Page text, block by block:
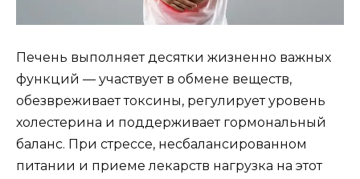
Печень выполняет десятки жизненно важных
функций — участвует в обмене веществ,
обезвреживает токсины, регулирует уровень
холестерина и поддерживает гормональный
баланс. При стрессе, несбалансированном
питании и приеме лекарств нагрузка на этот